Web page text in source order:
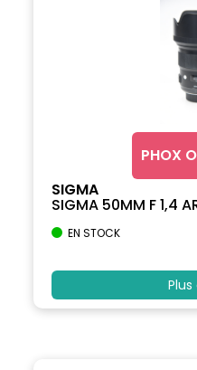
PHOX
SIGMA
SIGMA 50MM F 1,4
EN STOCK